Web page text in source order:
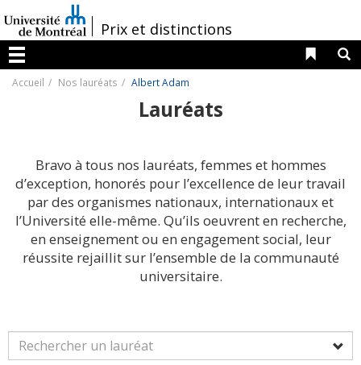
au
contenu
/Prix et distinctions
Menu
Liens
Accueil Nos lauréats Albert Adam
Lauréats
Bravo à tous nos lauréats, femmes et hommes
d’exception, honorés pour l’excellence de leur travail
par des organismes nationaux, internationaux et
l’Université elle-même. Qu’ils oeuvrent en recherche,
en enseignement ou en engagement social, leur
réussite rejaillit sur l’ensemble de la communauté
universitaire.